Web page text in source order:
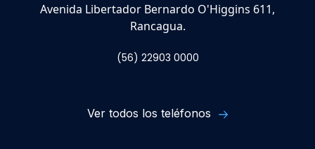
Avenida Libertador Bernardo O'Higgins 611,
Rancagua.
(56) 22903 0000
Ver todos los teléfonos